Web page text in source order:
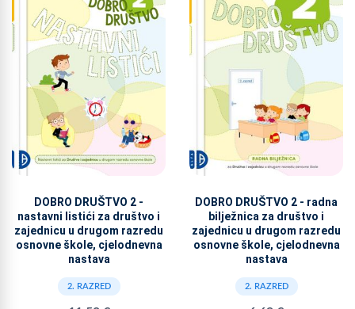
DOBRO DRUŠTVO 2 -
nastavni listići za društvo i
zajednicu u drugom razredu
osnovne škole, cjelodnevna
nastava
2. RAZRED
DOBRO DRUŠTVO 2 - radna
bilježnica za društvo i
zajednicu u drugom razredu
osnovne škole, cjelodnevna
nastava
2. RAZRED